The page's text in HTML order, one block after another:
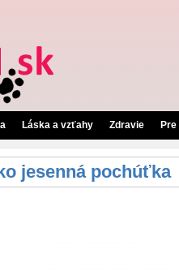
Láska a vzťahy Zdravie
jesenná pochúťka